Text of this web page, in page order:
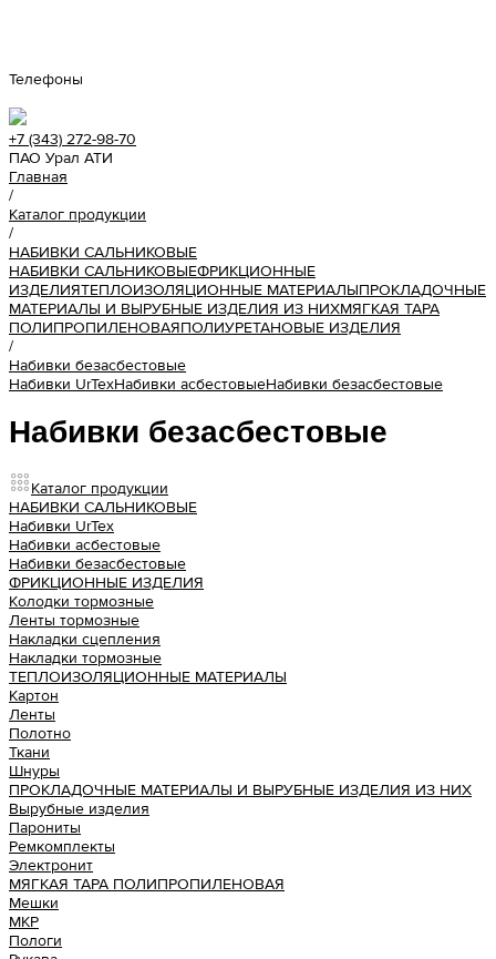
Телефоны
+7 (343) 272-98-70
ПАО Урал АТИ
Главная
/
Каталог продукции
/
НАБИВКИ САЛЬНИКОВЫЕ
НАБИВКИ САЛЬНИКОВЫЕФРИКЦИОННЫЕ
ИЗДЕЛИЯТЕПЛОИЗОЛЯЦИОННЫЕ МАТЕРИАЛЫПРОКЛАДОЧНЫЕ
МАТЕРИАЛЫ И ВЫРУБНЫЕ ИЗДЕЛИЯ ИЗ НИХМЯГКАЯ ТАРА
ПОЛИПРОПИЛЕНОВАЯПОЛИУРЕТАНОВЫЕ ИЗДЕЛИЯ
/
Набивки безасбестовые
Набивки UrTexНабивки асбестовыеНабивки безасбестовые
Набивки безасбестовые
Каталог продукции
НАБИВКИ САЛЬНИКОВЫЕ
Набивки UrTex
Набивки асбестовые
Набивки безасбестовые
ФРИКЦИОННЫЕ ИЗДЕЛИЯ
Колодки тормозные
Ленты тормозные
Накладки сцепления
Накладки тормозные
ТЕПЛОИЗОЛЯЦИОННЫЕ МАТЕРИАЛЫ
Картон
Ленты
Полотно
Ткани
Шнуры
ПРОКЛАДОЧНЫЕ МАТЕРИАЛЫ И ВЫРУБНЫЕ ИЗДЕЛИЯ ИЗ НИХ
Вырубные изделия
Парониты
Ремкомплекты
Электронит
МЯГКАЯ ТАРА ПОЛИПРОПИЛЕНОВАЯ
Мешки
МКР
Пологи